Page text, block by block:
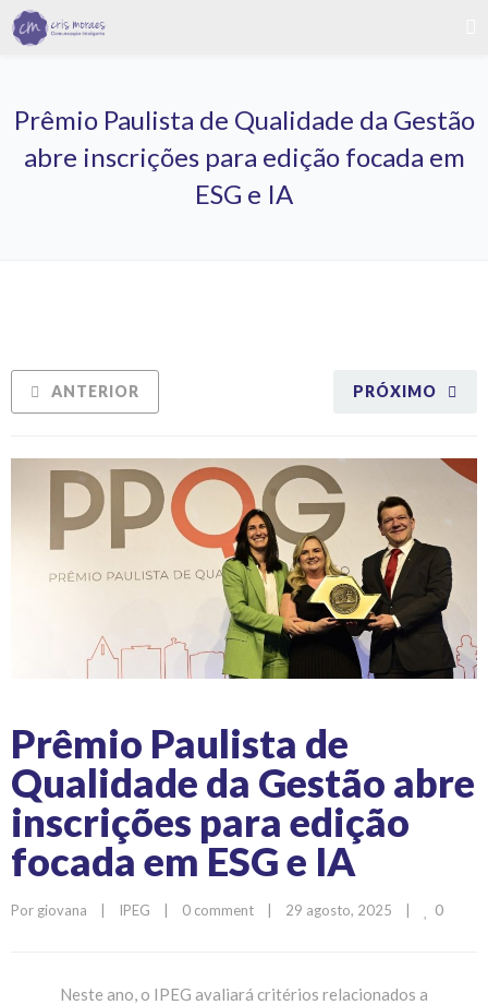
Prêmio Paulista de Qualidade da Gestão
abre inscrições para edição focada em
ESG e IA
PRÓXIMO
ANTERIOR
Prêmio Paulista de
Qualidade da Gestão abre
inscrições para edição
focada em ESG e IA
Por giovana IPEG 0 comment 29 agosto, 2025 0
Neste ano, o IPEG avaliará critérios relacionados a